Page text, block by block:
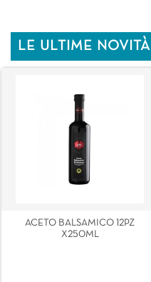
LE ULTIME NOVITÀ
ACETO BALSAMICO 12PZ
X250ML